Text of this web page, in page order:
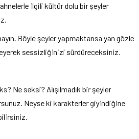
ilgili kültür dolu bir şeyler
Böyle şeyler yapmaktansa yan gözle
sessizliğinizi sürdüreceksiniz.
Ne seksi? Alışılmadık bir şeyler
Neyse ki karakterler giyindiğine